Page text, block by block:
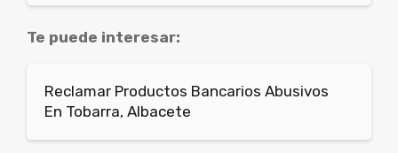
Te puede interesar:
Reclamar Productos Bancarios Abusivos
En Tobarra, Albacete